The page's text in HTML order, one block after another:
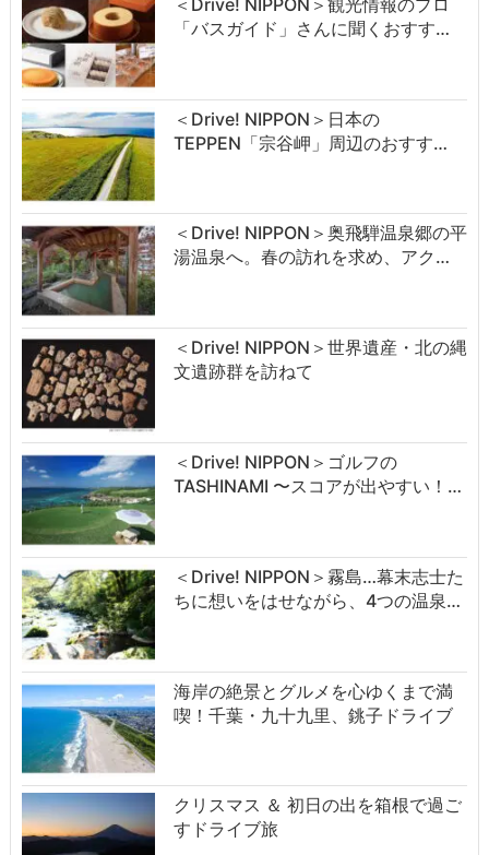
「バスガイド」さんに聞くおすす…
＜Drive! NIPPON＞日本の
TEPPEN「宗谷岬」周辺のおすす…
＜Drive! NIPPON＞奥飛騨温泉郷の平
湯温泉へ。春の訪れを求め、アク…
＜Drive! NIPPON＞世界遺産・北の縄
文遺跡群を訪ねて
＜Drive! NIPPON＞ゴルフの
TASHINAMI 〜スコアが出やすい！…
＜Drive! NIPPON＞霧島…幕末志士た
ちに想いをはせながら、4つの温泉…
海岸の絶景とグルメを心ゆくまで満
喫！千葉・九十九里、銚子ドライブ
クリスマス ＆ 初日の出を箱根で過ご
すドライブ旅